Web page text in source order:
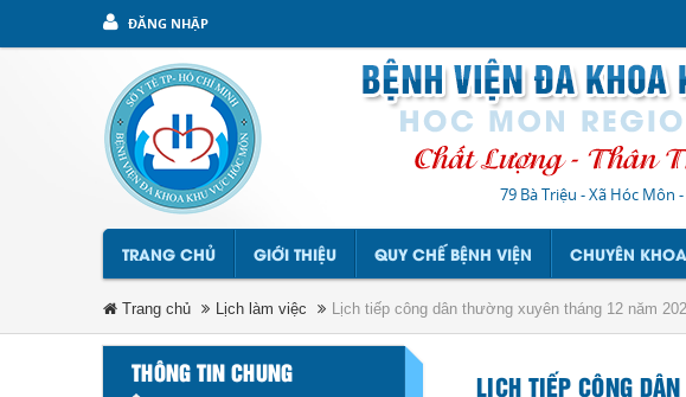
ĐĂNG NHẬP
79 Bà Triệu - Xã Hóc Môn
TRANG CHỦ GIỚI THIỆU QUY CHẾ BỆNH VIỆN CHUYÊN KHOA
Trang chủ Lịch làm việc Lịch tiếp công dân thường xuyên tháng 12 năm
THÔNG TIN CHUNG
LỊCH TIẾP CÔNG